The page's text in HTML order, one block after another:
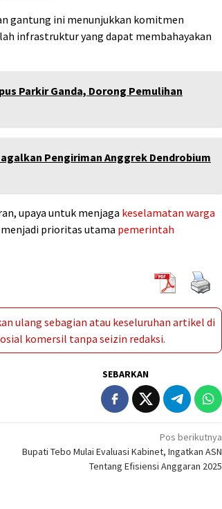
gantung ini menunjukkan komitmen
infrastruktur yang dapat membahayakan
Parkir Ganda, Dorong Pemulihan
Pengiriman Anggrek Dendrobium
upaya untuk menjaga keselamatan warga
prioritas utama pemerintah
ulang sebagian atau keseluruhan artikel di
komersil tanpa seizin redaksi.
SEBARKAN
Pos berikutnya
Bupati Tebo Mulai Evaluasi Kabinet, Ingatkan ASN
Tentang Efisiensi Anggaran 2025